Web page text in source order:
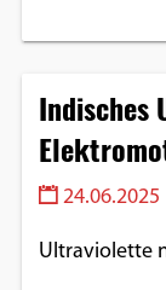
Indisches
24.06.2025
Ultraviolette